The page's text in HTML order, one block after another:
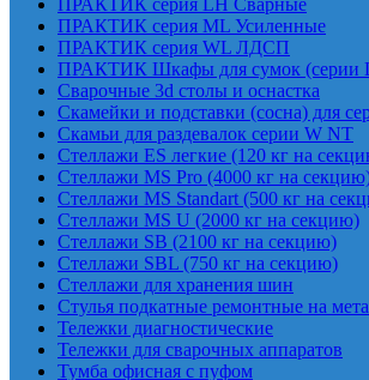
ПРАКТИК серия LH Сварные
ПРАКТИК серия ML Усиленные
ПРАКТИК серия WL ЛДСП
ПРАКТИК Шкафы для сумок (серии
Сварочные 3d столы и оснастка
Скамейки и подставки (сосна) для
Скамьи для раздевалок серии W NT
Стеллажи ES легкие (120 кг на
Стеллажи MS Pro (4000 кг на
Стеллажи MS Standart (500 кг на
Стеллажи MS U (2000 кг на секцию)
Стеллажи SB (2100 кг на секцию)
Стеллажи SBL (750 кг на секцию)
Стеллажи для хранения шин
Стулья подкатные ремонтные на
Тележки диагностические
Тележки для сварочных аппаратов
Тумба офисная с пуфом